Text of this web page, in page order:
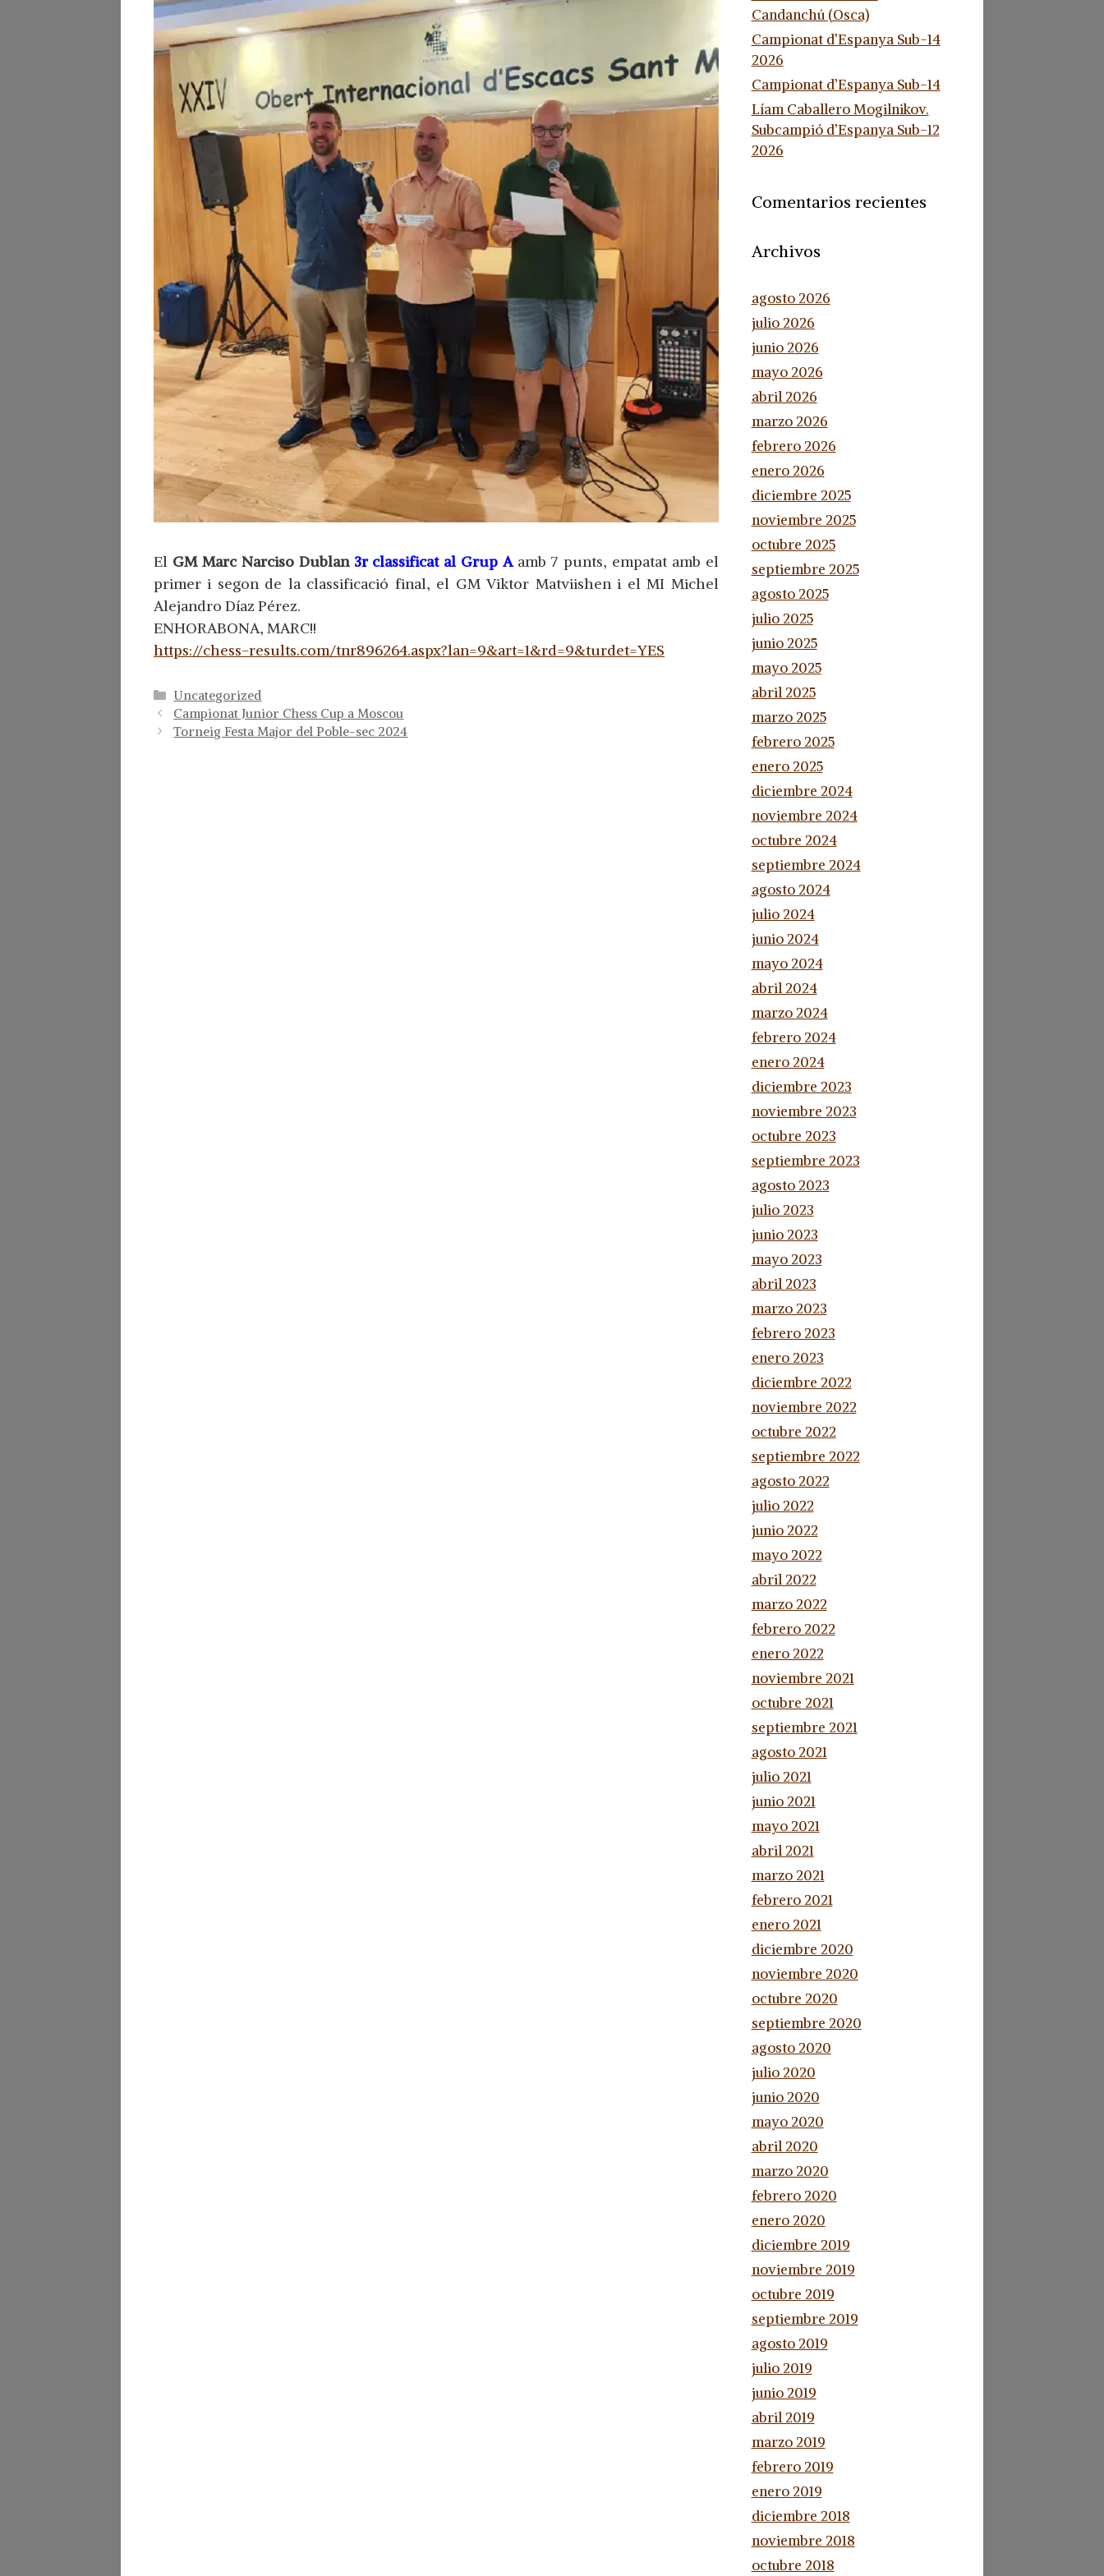
El GM Marc Narciso Dublan 3r classificat al Grup A amb 7 punts, empatat amb el
primer i segon de la classificació final, el GM Viktor Matviishen i el MI Michel
Alejandro Díaz Pérez.
ENHORABONA, MARC!!
https://chess-results.com/tnr896264.aspx?lan=9&art=1&rd=9&turdet=YES
Categorías
Uncategorized
Campionat Junior Chess Cup a Moscou
Torneig Festa Major del Poble-sec 2024
Candanchú (Osca)
Campionat d’Espanya Sub-14
2026
Campionat d’Espanya Sub-14
Líam Caballero Mogilnikov.
Subcampió d’Espanya Sub-12
2026
Comentarios recientes
Archivos
agosto 2026
julio 2026
junio 2026
mayo 2026
abril 2026
marzo 2026
febrero 2026
enero 2026
diciembre 2025
noviembre 2025
octubre 2025
septiembre 2025
agosto 2025
julio 2025
junio 2025
mayo 2025
abril 2025
marzo 2025
febrero 2025
enero 2025
diciembre 2024
noviembre 2024
octubre 2024
septiembre 2024
agosto 2024
julio 2024
junio 2024
mayo 2024
abril 2024
marzo 2024
febrero 2024
enero 2024
diciembre 2023
noviembre 2023
octubre 2023
septiembre 2023
agosto 2023
julio 2023
junio 2023
mayo 2023
abril 2023
marzo 2023
febrero 2023
enero 2023
diciembre 2022
noviembre 2022
octubre 2022
septiembre 2022
agosto 2022
julio 2022
junio 2022
mayo 2022
abril 2022
marzo 2022
febrero 2022
enero 2022
noviembre 2021
octubre 2021
septiembre 2021
agosto 2021
julio 2021
junio 2021
mayo 2021
abril 2021
marzo 2021
febrero 2021
enero 2021
diciembre 2020
noviembre 2020
octubre 2020
septiembre 2020
agosto 2020
julio 2020
junio 2020
mayo 2020
abril 2020
marzo 2020
febrero 2020
enero 2020
diciembre 2019
noviembre 2019
octubre 2019
septiembre 2019
agosto 2019
julio 2019
junio 2019
abril 2019
marzo 2019
febrero 2019
enero 2019
diciembre 2018
noviembre 2018
octubre 2018